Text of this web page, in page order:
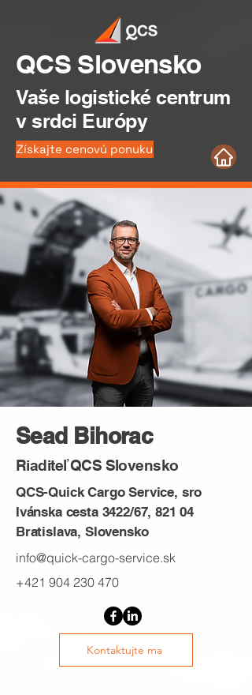
QCS Slovensko
Vaše logistické centrum
v srdci Európy
Získajte cenovú ponuku
Sead Bihorac
Riaditeľ QCS Slovensko
QCS-Quick Cargo Service, sro
Ivánska cesta 3422/67, 821 04
Bratislava, Slovensko
info@quick-cargo-service.sk
+421 904 230 470
Kontaktujte ma